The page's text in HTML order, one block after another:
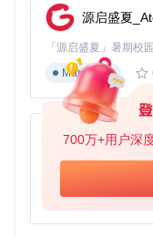
700万+用户深
源启盛夏
Markdown
py-xiaozhi
Python
0